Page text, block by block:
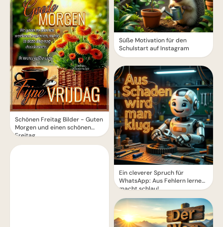
Schönen Freitag Bilder - Guten
Morgen und einen schönen
Freitag
Süße Motivation für den
Schulstart auf Instagram
Ein cleverer Spruch für
WhatsApp: Aus Fehlern lernen
macht schlau!